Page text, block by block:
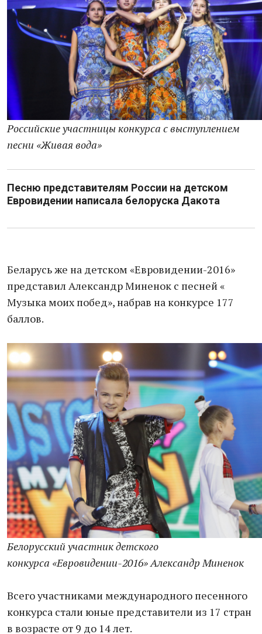
Российские участницы конкурса с выступлением
песни «Живая вода»
Песню представителям России на детском
Евровидении написала белоруска Дакота
Беларусь же на детском «Евровидении-2016»
представил Александр Миненок с песней «
Музыка моих побед», набрав на конкурсе 177
баллов.
Белорусский участник детского
конкурса «Евровидении-2016» Александр Миненок
Всего участниками международного песенного
конкурса стали юные представители из 17 стран
в возрасте от 9 до 14 лет.